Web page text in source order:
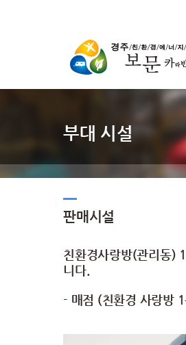
부대 시설
판매시설
친환경사랑방(관리동)
니다.
- 매점 (친환경 사랑방